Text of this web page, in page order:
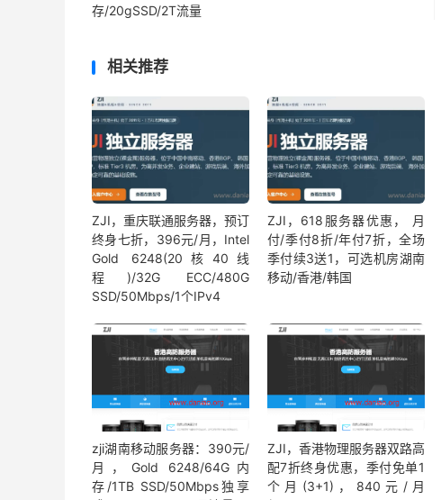
存/20gSSD/2T流量
相关推荐
ZJI，重庆联通服务器，预订
终身七折，396元/月，Intel
Gold 6248(20核40线
程)/32G ECC/480G
SSD/50Mbps/1个IPv4
ZJI，618服务器优惠， 月
付/季付8折/年付7折，全场
季付续3送1，可选机房湖南
移动/香港/韩国
zji湖南移动服务器：390元/
月，Gold 6248/64G内
存/1TB SSD/50Mbps独享
ZJI，香港物理服务器双路高
配7折终身优惠，季付免单1
个月(3+1)，840元/月